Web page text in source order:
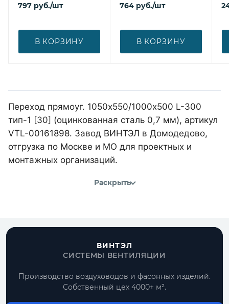
797 руб./шт
В КОРЗИНУ
764 руб./шт
В КОРЗИНУ
Переход прямоуг. 1050х550/1000х500 L-300
тип-1 [30] (оцинкованная сталь 0,7 мм), артикул
VTL-00161898. Завод ВИНТЭЛ в Домодедово,
отгрузка по Москве и МО для проектных и
монтажных организаций.
Раскрыть
ВИНТЭЛ
СИСТЕМЫ ВЕНТИЛЯЦИИ
Производство воздуховодов и фасонных изделий.
Собственный цех 4000+ м².